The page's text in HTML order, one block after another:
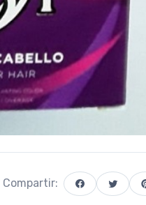
Compartir: